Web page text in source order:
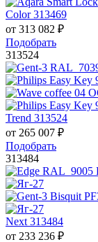
Color 313469
от 313 082 ₽
Подобрать
313524
Trend 313524
от 265 007 ₽
Подобрать
313484
Next 313484
от 233 236 ₽